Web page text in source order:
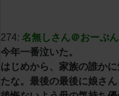
274: 名無しさん＠おーぷん
今年一番泣いた。
はじめから、家族の誰か
たな。最後の最後に娘さ